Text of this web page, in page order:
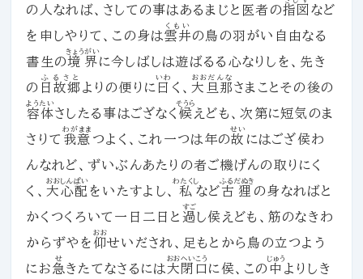
の人なれば、さしての事はあるまじと医者の指図 など
を申しやりて、この身は雲井
くもい
の鳥の羽がい自由なる
書生の境界
きょうがい
に今しばしは遊ばるる心なりしを、先き
の 日故郷
ふるさと
よりの便りに 曰
いわ
く、大旦那
おおだんな
さまことその後の
容体
ようたい
さしたる事はござなく候
そうら
えども、次第に短気のま
さりて 我意
わがまま
つよく、これ一つは年の故
せい
にはござ侯わ
んなれど、ずいぶんあたりの者ご機げんの取りにく
く、 大心配
おおしんぱい
をいたすよし、 私
わたくし
など古狸
ふるだぬき
の身なればと
かくつくろいて一日二日と 過
すご
し侯えども、筋のなきわ
からずやを 仰
おお
せいだされ、足もとから鳥の立つよう
にお急
せ
きたてなさるには大閉口
おおへいこう
に侯、この 中
じゅう
よりしき